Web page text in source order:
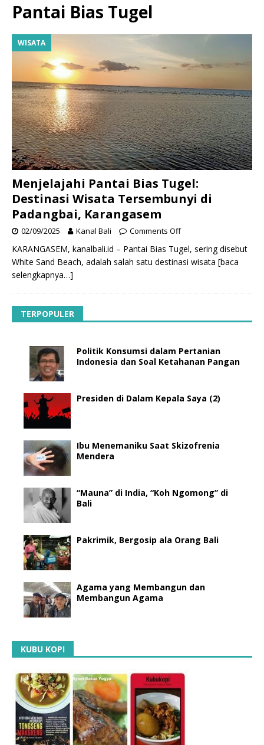
Pantai Bias Tugel
WISATA
Menjelajahi Pantai Bias Tugel:
Destinasi Wisata Tersembunyi di
Padangbai, Karangasem
02/09/2025 Kanal Bali Comments Off
KARANGASEM, kanalbali.id – Pantai Bias Tugel, sering disebut
White Sand Beach, adalah salah satu destinasi wisata [baca
selengkapnya…]
TERPOPULER
Politik Konsumsi dalam Pertanian
Indonesia dan Soal Ketahanan Pangan
Presiden di Dalam Kepala Saya (2)
Ibu Menemaniku Saat Skizofrenia
Mendera
“Mauna” di India, “Koh Ngomong” di
Bali
Pakrimik, Bergosip ala Orang Bali
Agama yang Membangun dan
Membangun Agama
KUBU KOPI